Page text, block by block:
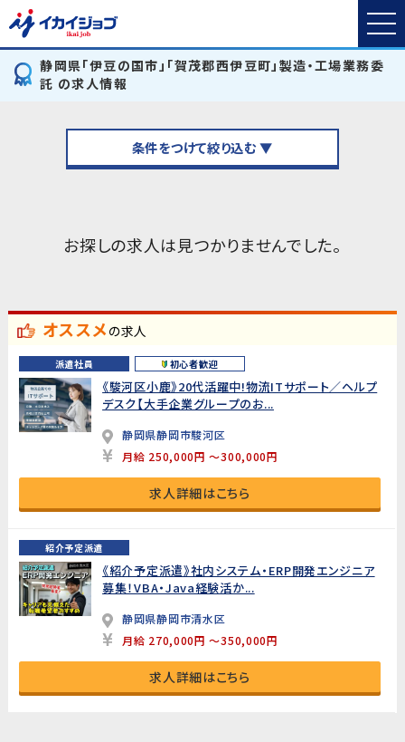
静岡県「伊豆の国市」「賀茂郡西伊豆町」製造・工場業務委
託 の求人情報
条件をつけて絞り込む ▼
お探しの求人は見つかりませんでした。
オススメの求人
派遣社員 初心者歓迎
《駿河区小鹿》20代活躍中!物流ITサポート／ヘルプ
デスク【大手企業グループのお...
静岡県静岡市駿河区
月給 250,000円 ～300,000円
求人詳細はこちら
紹介予定派遣
《紹介予定派遣》社内システム・ERP開発エンジニア
募集！VBA・Java経験活か...
静岡県静岡市清水区
月給 270,000円 ～350,000円
求人詳細はこちら